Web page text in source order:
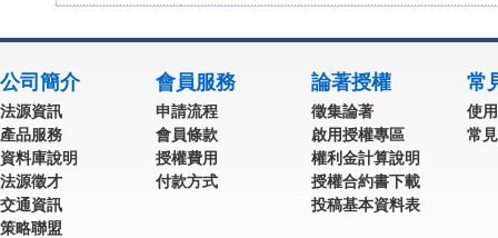
公司簡介
法源資訊
產品服務
資料庫說明
法源徵才
交通資訊
策略聯盟
會員服務
申請流程
會員條款
授權費用
付款方式
論著授權
徵集論著
啟用授權專區
權利金計算說明
授權合約書下載
投稿基本資料表
常
使
常